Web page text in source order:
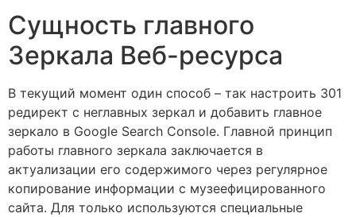
Сущность главного
Зеркала Веб-ресурса
В текущий момент один способ – так настроить 301
редирект с неглавных зеркал и добавить главное
зеркало в Google Search Console. Главной принцип
работы главного зеркала заключается в
актуализации его содержимого через регулярное
копирование информации с музеефицированного
сайта. Для только используются специальные